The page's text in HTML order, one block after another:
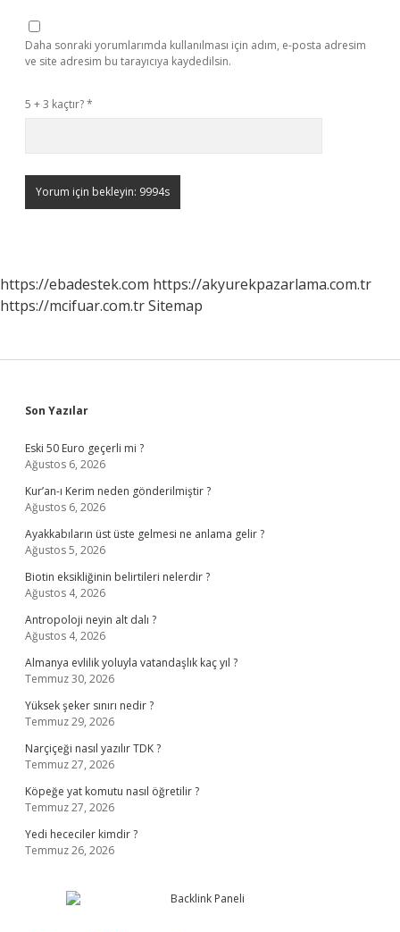
Daha sonraki yorumlarımda kullanılması için adım, e-posta adresim
ve site adresim bu tarayıcıya kaydedilsin.
5 + 3 kaçtır?*
https://ebadestek.com https://akyurekpazarlama.com.tr
https://mcifuar.com.trSitemap
Sidebar
Son Yazılar
Eski 50 Euro geçerli mi ?
Ağustos 6, 2026
Kur’an-ı Kerim neden gönderilmiştir ?
Ağustos 6, 2026
Ayakkabıların üst üste gelmesi ne anlama gelir ?
Ağustos 5, 2026
Biotin eksikliğinin belirtileri nelerdir ?
Ağustos 4, 2026
Antropoloji neyin alt dalı ?
Ağustos 4, 2026
Almanya evlilik yoluyla vatandaşlık kaç yıl ?
Temmuz 30, 2026
Yüksek şeker sınırı nedir ?
Temmuz 29, 2026
Narçiçeği nasıl yazılır TDK ?
Temmuz 27, 2026
Köpeğe yat komutu nasıl öğretilir ?
Temmuz 27, 2026
Yedi hececiler kimdir ?
Temmuz 26, 2026